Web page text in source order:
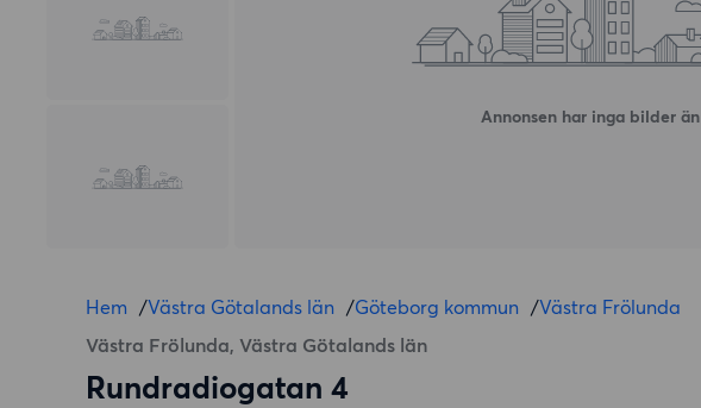
Annonsen har inga bilder än
Hem /Västra Götalands län /Göteborg kommun /Västra Frölunda
Västra Frölunda, Västra Götalands län
Rundradiogatan 4